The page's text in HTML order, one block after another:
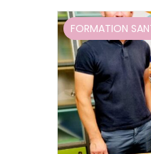
FORMATION